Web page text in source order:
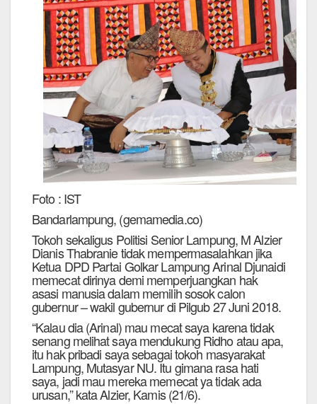
Foto : IST
Bandarlampung, (gemamedia.co)
Tokoh sekaligus Politisi Senior Lampung, M Alzier
Dianis Thabranie tidak mempermasalahkan jika
Ketua DPD Partai Golkar Lampung Arinal Djunaidi
memecat dirinya demi memperjuangkan hak
asasi manusia dalam memilih sosok calon
gubernur – wakil gubernur di Pilgub 27 Juni 2018.
“Kalau dia (Arinal) mau mecat saya karena tidak
senang melihat saya mendukung Ridho atau apa,
itu hak pribadi saya sebagai tokoh masyarakat
Lampung, Mutasyar NU. Itu gimana rasa hati
saya, jadi mau mereka memecat ya tidak ada
urusan,” kata Alzier, Kamis (21/6).